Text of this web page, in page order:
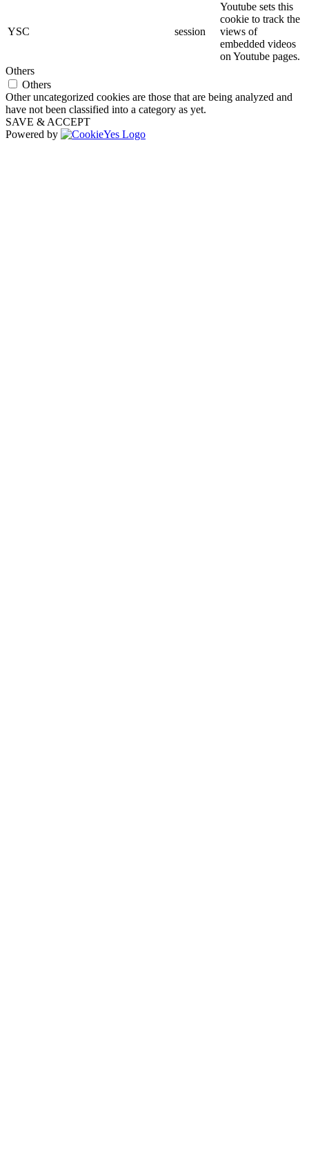
YSC session
Youtube sets this
cookie to track the
views of
embedded videos
on Youtube pages.
Others
Others
Other uncategorized cookies are those that are being analyzed and
have not been classified into a category as yet.
SAVE & ACCEPT
Powered by